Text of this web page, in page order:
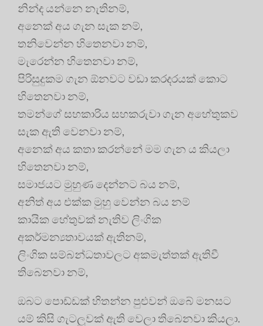
නින්ද යන්නෙ නැතිනම්,
අනෙක් අය ගැන සැක නම්,
තනිවෙන්න හිතෙනවා නම්,
මැරෙන්න හිතෙනවා නම්,
පිරිසුදුකම ගැන ඕනවට වඩා කරදරයක් කොට
හිතෙනවා නම්,
තමන්ගේ සහකාරිය සහකරුවා ගැන අහේතුකව
සැක ඇති වෙනවා නම්,
අනෙක් අය කතා කරන්නේ මම ගැන ය කියලා
හිතෙනවා නම්,
සමාජයට මුහුණ දෙන්නට බය නම්,
අනිත් අය එක්ක මුහු වෙන්න බය නම්
කායික හේතුවක් නැතිව ලිංගික
අකර්මන්‍යතාවයක් ඇතිනම්,
ලිංගික සම්බන්ධතාවලට අකමැත්තක් ඇතිවී
තිබෙනවා නම්,
ඔබට පොඩ්ඩක් හිතන්න පුළුවන් ඔබේ මනසට
යම් කිසි ගැටලුවක් ඇති වෙලා තිබෙනවා කියලා.